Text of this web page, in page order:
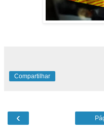
Compartilhar
‹